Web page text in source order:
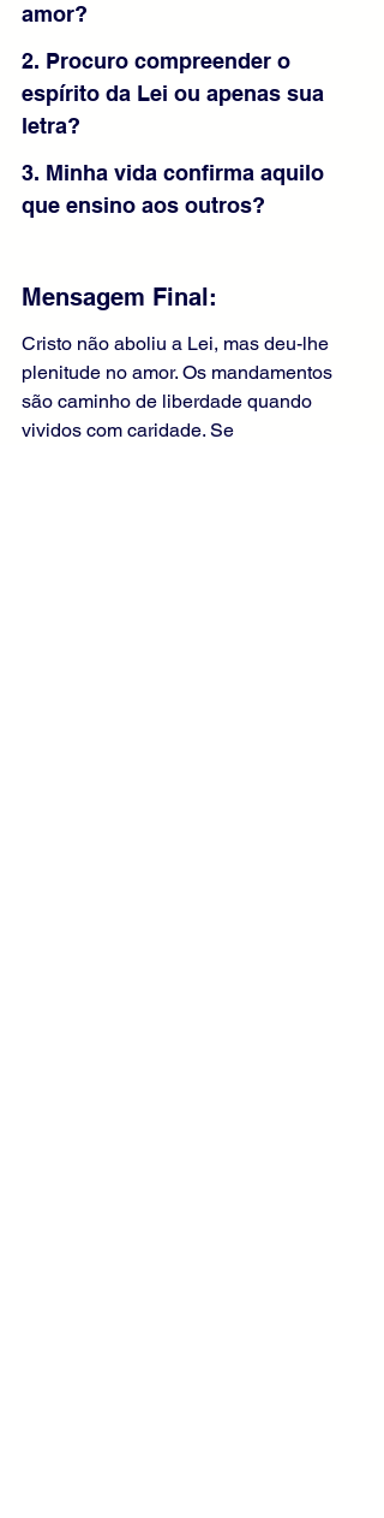
amor?
2. Procuro compreender o
espírito da Lei ou apenas sua
letra?
3. Minha vida confirma aquilo
que ensino aos outros?
Mensagem Final:
Cristo não aboliu a Lei, mas deu-lhe
plenitude no amor. Os mandamentos
são caminho de liberdade quando
vividos com caridade. Se